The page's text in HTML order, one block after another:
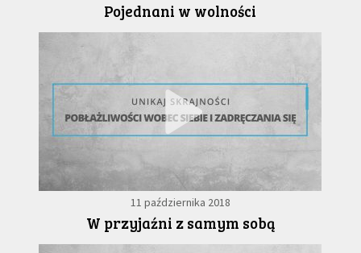
Pojednani w wolności
11 października 2018
W przyjaźni z samym sobą